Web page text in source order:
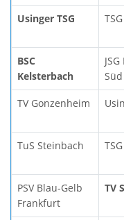
Usinger TSG
BSC
Kelsterbach
TV Gonzenheim
TuS Steinbach
PSV Blau-Gelb
Frankfurt
TV